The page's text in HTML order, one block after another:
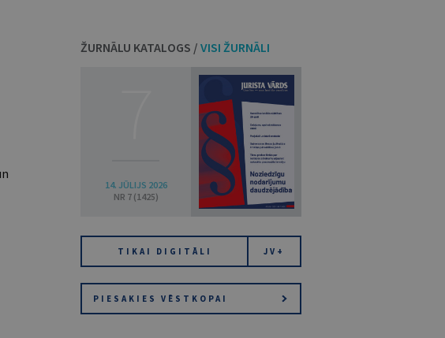
ŽURNĀLU KATALOGS / VISI ŽURNĀLI
14. JŪLIJS 2026
NR 7 (1425)
TIKAI DIGITĀLI JV+
PIESAKIES VĒSTKOPAI